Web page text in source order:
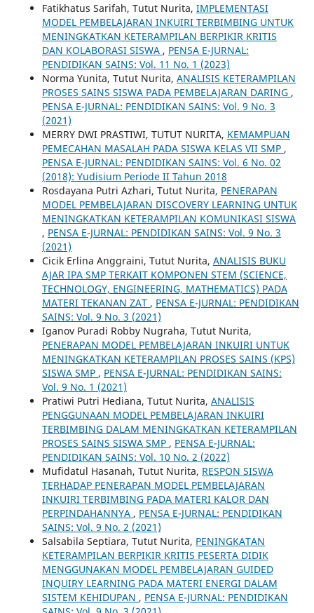
Fatikhatus Sarifah, Tutut Nurita, IMPLEMENTASI
MODEL PEMBELAJARAN INKUIRI TERBIMBING UNTUK
MENINGKATKAN KETERAMPILAN BERPIKIR KRITIS
DAN KOLABORASI SISWA , PENSA E-JURNAL:
PENDIDIKAN SAINS: Vol. 11 No. 1 (2023)
Norma Yunita, Tutut Nurita, ANALISIS KETERAMPILAN
PROSES SAINS SISWA PADA PEMBELAJARAN DARING ,
PENSA E-JURNAL: PENDIDIKAN SAINS: Vol. 9 No. 3
(2021)
MERRY DWI PRASTIWI, TUTUT NURITA, KEMAMPUAN
PEMECAHAN MASALAH PADA SISWA KELAS VII SMP ,
PENSA E-JURNAL: PENDIDIKAN SAINS: Vol. 6 No. 02
(2018): Yudisium Periode II Tahun 2018
Rosdayana Putri Azhari, Tutut Nurita, PENERAPAN
MODEL PEMBELAJARAN DISCOVERY LEARNING UNTUK
MENINGKATKAN KETERAMPILAN KOMUNIKASI SISWA
, PENSA E-JURNAL: PENDIDIKAN SAINS: Vol. 9 No. 3
(2021)
Cicik Erlina Anggraini, Tutut Nurita, ANALISIS BUKU
AJAR IPA SMP TERKAIT KOMPONEN STEM (SCIENCE,
TECHNOLOGY, ENGINEERING, MATHEMATICS) PADA
MATERI TEKANAN ZAT , PENSA E-JURNAL: PENDIDIKAN
SAINS: Vol. 9 No. 3 (2021)
Iganov Puradi Robby Nugraha, Tutut Nurita,
PENERAPAN MODEL PEMBELAJARAN INKUIRI UNTUK
MENINGKATKAN KETERAMPILAN PROSES SAINS (KPS)
SISWA SMP , PENSA E-JURNAL: PENDIDIKAN SAINS:
Vol. 9 No. 1 (2021)
Pratiwi Putri Hediana, Tutut Nurita, ANALISIS
PENGGUNAAN MODEL PEMBELAJARAN INKUIRI
TERBIMBING DALAM MENINGKATKAN KETERAMPILAN
PROSES SAINS SISWA SMP , PENSA E-JURNAL:
PENDIDIKAN SAINS: Vol. 10 No. 2 (2022)
Mufidatul Hasanah, Tutut Nurita, RESPON SISWA
TERHADAP PENERAPAN MODEL PEMBELAJARAN
INKUIRI TERBIMBING PADA MATERI KALOR DAN
PERPINDAHANNYA , PENSA E-JURNAL: PENDIDIKAN
SAINS: Vol. 9 No. 2 (2021)
Salsabila Septiara, Tutut Nurita, PENINGKATAN
KETERAMPILAN BERPIKIR KRITIS PESERTA DIDIK
MENGGUNAKAN MODEL PEMBELAJARAN GUIDED
INQUIRY LEARNING PADA MATERI ENERGI DALAM
SISTEM KEHIDUPAN , PENSA E-JURNAL: PENDIDIKAN